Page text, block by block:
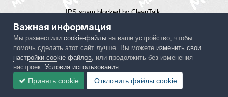
Важная информация
Мы разместилиcookie-файлы на ваше устройство, чтобы
помочь сделать этот сайт лучше. Вы можете изменить свои
настройки cookie-файлов , или продолжить без изменения
настроек.Условия использования
Принять cookie Отклонить файлы сookie
IPS spamblocked by CleanTalk.